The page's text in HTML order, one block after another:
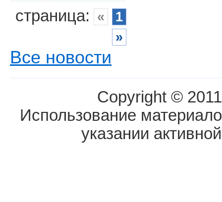
страница: «
1
»
Все новости
Copyright ©
Использование
указании